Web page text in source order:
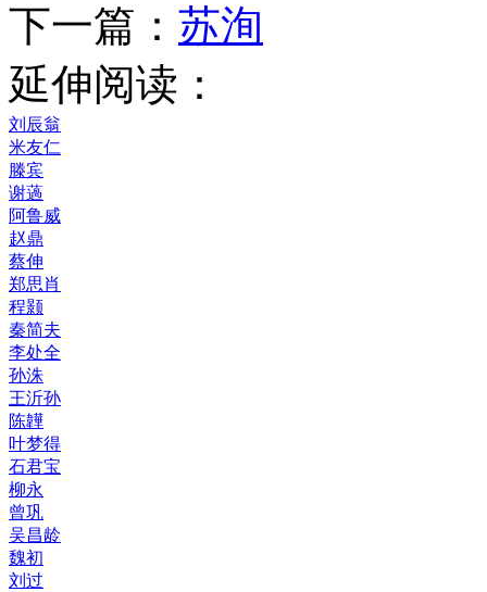
下一篇： 苏洵
延伸阅读：
刘辰翁
米友仁
滕宾
谢薖
阿鲁威
赵鼎
蔡伸
郑思肖
程颢
秦简夫
李处全
孙洙
王沂孙
陈韡
叶梦得
石君宝
柳永
曾巩
吴昌龄
魏初
刘过